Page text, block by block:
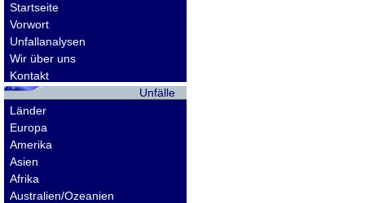
Startseite
Vorwort
Unfallanalysen
Wir über uns
Kontakt
Unfälle
Länder
Europa
Amerika
Asien
Afrika
Australien/Ozeanien